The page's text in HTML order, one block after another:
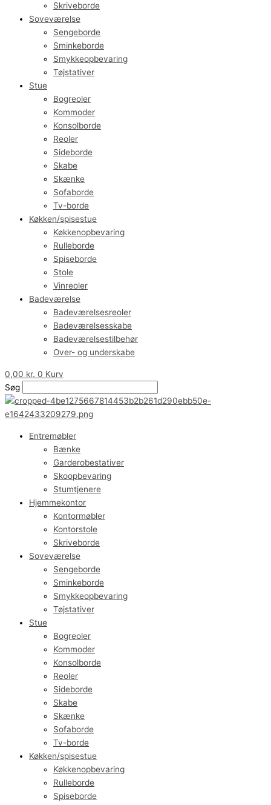
Skriveborde
Soveværelse
Sengeborde
Sminkeborde
Smykkeopbevaring
Tøjstativer
Stue
Bogreoler
Kommoder
Konsolborde
Reoler
Sideborde
Skabe
Skænke
Sofaborde
Tv-borde
Køkken/spisestue
Køkkenopbevaring
Rulleborde
Spiseborde
Stole
Vinreoler
Badeværelse
Badeværelsesreoler
Badeværelsesskabe
Badeværelsestilbehør
Over- og underskabe
0,00 kr. 0 Kurv
Søg
Entremøbler
Bænke
Garderobestativer
Skoopbevaring
Stumtjenere
Hjemmekontor
Kontormøbler
Kontorstole
Skriveborde
Soveværelse
Sengeborde
Sminkeborde
Smykkeopbevaring
Tøjstativer
Stue
Bogreoler
Kommoder
Konsolborde
Reoler
Sideborde
Skabe
Skænke
Sofaborde
Tv-borde
Køkken/spisestue
Køkkenopbevaring
Rulleborde
Spiseborde